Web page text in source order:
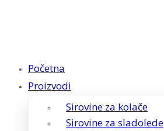
Početna
Proizvodi
Sirovine za kolače
Sirovine za sladolede